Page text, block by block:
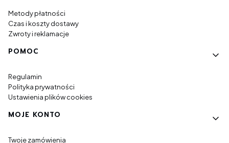
Metody płatności
Czas i koszty dostawy
Zwroty i reklamacje
POMOC
Regulamin
Polityka prywatności
Ustawienia plików cookies
MOJE KONTO
Twoje zamówienia